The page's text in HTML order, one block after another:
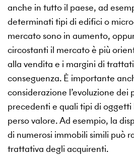
anche in tutto il paese, ad
determinati tipi di edifici o
mercato sono in aumento,
circostanti il mercato è più
alla vendita e i margini di
conseguenza. È importante
considerazione l’evoluzione dei
precedenti e quali tipi di
perso valore. Ad esempio, la
di numerosi immobili simili può
trattativa degli acquirenti.